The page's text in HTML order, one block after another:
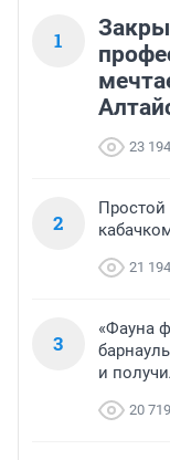
1
23 194
2
21 194
3
«Фауна
и
20 719